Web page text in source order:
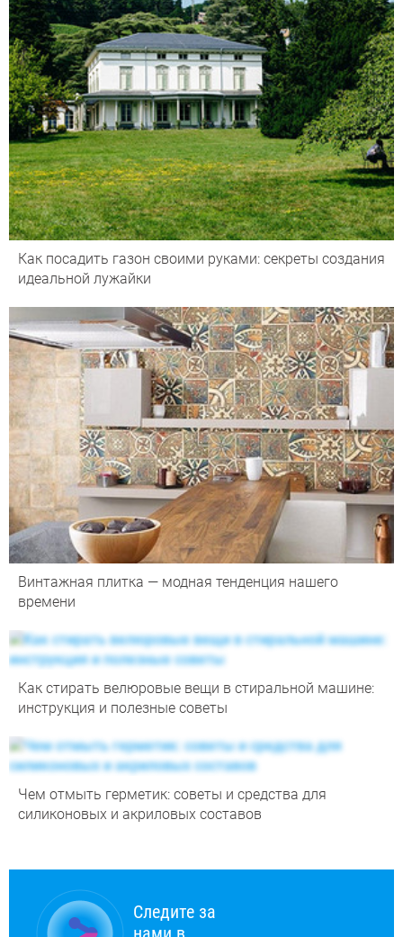
Как посадить газон своими руками: секреты создания
идеальной лужайки
Винтажная плитка — модная тенденция нашего
времени
Как стирать велюровые вещи в стиральной машине:
инструкция и полезные советы
Чем отмыть герметик: советы и средства для
силиконовых и акриловых составов
Следите за